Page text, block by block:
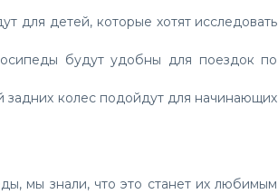
для детей, которые хотят исследовать
будут удобны для поездок по
колес подойдут для начинающих
мы знали, что это станет их любимым